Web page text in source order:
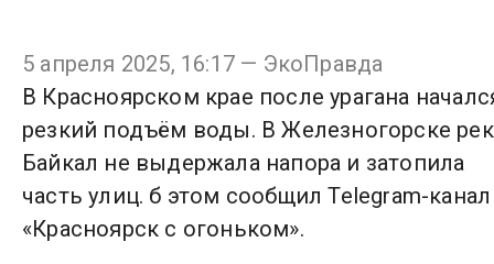
5 апреля 2025, 16:17 — ЭкоПравда
В Красноярском крае после урагана
резкий подъём воды. В Железногорске
Байкал не выдержала напора и затопила
часть улиц. б этом сообщил Telegram-канал
«Красноярск с огоньком».